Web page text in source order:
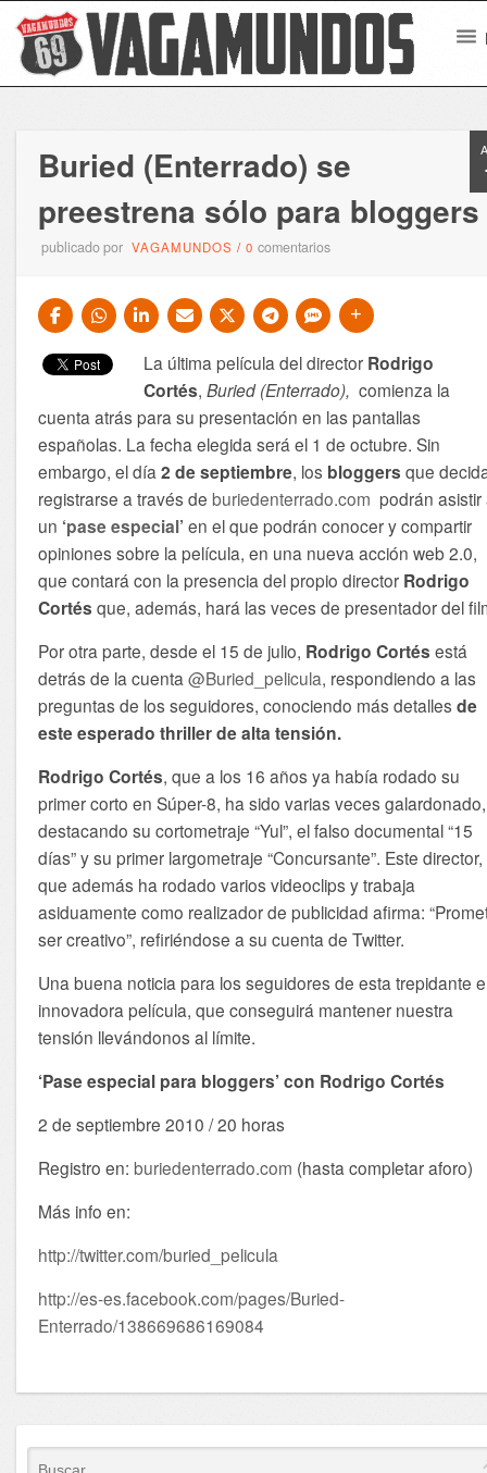
Buried (Enterrado) se
preestrena sólo para bloggers
publicado por VAGAMUNDOS /0comentarios
La última película del director Rodrigo
Cortés,Buried (Enterrado), comienza la
cuenta atrás para su presentación en las pantallas
españolas. La fecha elegida será el 1 de octubre. Sin
embargo, el día2 de septiembre, los bloggers que
registrarse a través deburiedenterrado.com podrán asistir
un ‘pase especial’ en el que podrán conocer y compartir
opiniones sobre la película, en una nueva acción web 2.0,
que contará con la presencia del propio director Rodrigo
Cortés que, además, hará las veces de presentador del
Por otra parte, desde el 15 de julio, Rodrigo Cortés está
detrás de la cuenta@Buried_pelicula, respondiendo a las
preguntas de los seguidores, conociendo más detallesde
este esperado thriller de alta tensión.
Rodrigo Cortés, que a los 16 años ya había rodado su
primer corto en Súper-8, ha sido varias veces galardonado,
destacando su cortometraje “Yul”, el falso documental “15
días” y su primer largometraje “Concursante”. Este director,
que además ha rodado varios videoclips y trabaja
asiduamente como realizador de publicidad afirma:
ser creativo”, refiriéndose a su cuenta de Twitter.
Una buena noticia para los seguidores de esta trepidante e
innovadora película, que conseguirá mantener nuestra
tensión llevándonos al límite.
‘Pase especial para bloggers’ con Rodrigo Cortés
2 de septiembre 2010 / 20 horas
Registro en:buriedenterrado.com (hasta completar aforo)
Más info en:
http://twitter.com/buried_pelicula
http://es-es.facebook.com/pages/Buried-
Enterrado/138669686169084